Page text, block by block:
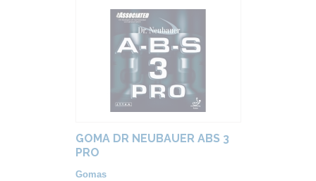
GOMA DR NEUBAUER ABS 3
PRO
Gomas